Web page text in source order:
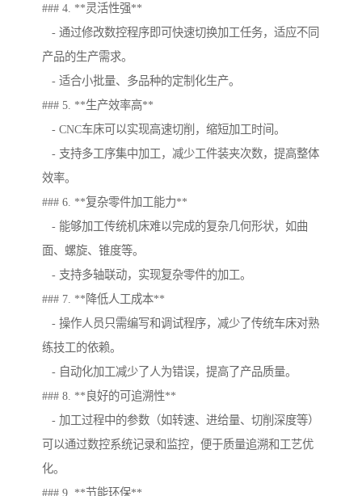
### 4. **灵活性强**
- 通过修改数控程序即可快速切换加工任务，适应不同
产品的生产需求。
- 适合小批量、多品种的定制化生产。
### 5. **生产效率高**
- CNC车床可以实现高速切削，缩短加工时间。
- 支持多工序集中加工，减少工件装夹次数，提高整体
效率。
### 6. **复杂零件加工能力**
- 能够加工传统机床难以完成的复杂几何形状，如曲
面、螺旋、锥度等。
- 支持多轴联动，实现复杂零件的加工。
### 7. **降低人工成本**
- 操作人员只需编写和调试程序，减少了传统车床对熟
练技工的依赖。
- 自动化加工减少了人为错误，提高了产品质量。
### 8. **良好的可追溯性**
- 加工过程中的参数（如转速、进给量、切削深度等）
可以通过数控系统记录和监控，便于质量追溯和工艺优
化。
### 9. **节能环保**